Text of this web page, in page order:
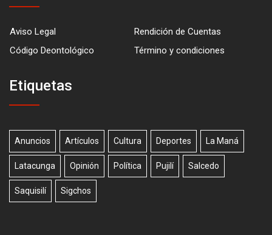
Aviso Legal
Rendición de Cuentas
Código Deontológico
Término y condiciones
Etiquetas
Anuncios Artículos Cultura Deportes La Maná
Latacunga Opinión Política Pujilí Salcedo
Saquisilí Sigchos